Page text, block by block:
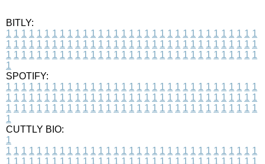
BITLY:
1 1 1 1 1 1 1 1 1 1 1 1 1 1 1 1 1 1 1 1 1 1 1 1 1 1 1 1 1 1 1 1 1
1 1 1 1 1 1 1 1 1 1 1 1 1 1 1 1 1 1 1 1 1 1 1 1 1 1 1 1 1 1 1 1 1
1 1 1 1 1 1 1 1 1 1 1 1 1 1 1 1 1 1 1 1 1 1 1 1 1 1 1 1 1 1 1 1 1
1
SPOTIFY:
1 1 1 1 1 1 1 1 1 1 1 1 1 1 1 1 1 1 1 1 1 1 1 1 1 1 1 1 1 1 1 1 1
1 1 1 1 1 1 1 1 1 1 1 1 1 1 1 1 1 1 1 1 1 1 1 1 1 1 1 1 1 1 1 1 1
1 1 1 1 1 1 1 1 1 1 1 1 1 1 1 1 1 1 1 1 1 1 1 1 1 1 1 1 1 1 1 1 1
1
CUTTLY BIO:
1
1 1 1 1 1 1 1 1 1 1 1 1 1 1 1 1 1 1 1 1 1 1 1 1 1 1 1 1 1 1 1 1 1
1 1 1 1 1 1 1 1 1 1 1 1 1 1 1 1 1 1 1 1 1 1 1 1 1 1 1 1 1 1 1 1 1